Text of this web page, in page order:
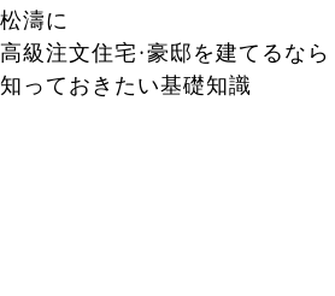
松濤に
高級注文住宅・豪邸を建てるなら
知っておきたい基礎知識